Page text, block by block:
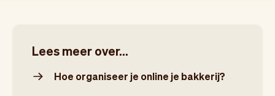
Lees meer over...
Hoe organiseer je online je bakkerij?